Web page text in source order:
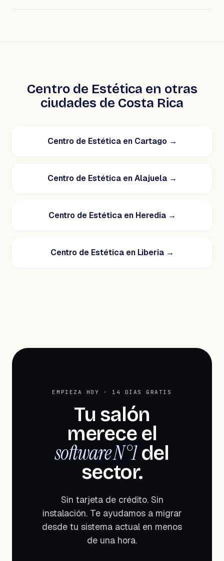
Centro de Estética en otras
ciudades de Costa Rica
Centro de Estética en Cartago→
Centro de Estética en Alajuela→
Centro de Estética en Heredia→
Centro de Estética en Liberia→
EMPIEZA HOY · 14 DÍAS GRATIS
Tu salón
merece el
software N°1del
sector.
Sin tarjeta de crédito. Sin
instalación. Te ayudamos a migrar
desde tu sistema actual en menos
de una hora.